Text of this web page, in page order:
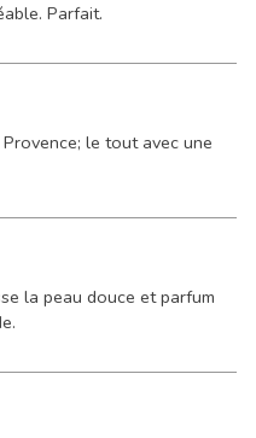
Parfait.
le tout avec une
la peau douce et parfum